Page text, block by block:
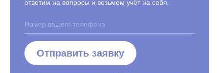
ответим на вопросы и возьмем учёт на себя.
Отправить заявку